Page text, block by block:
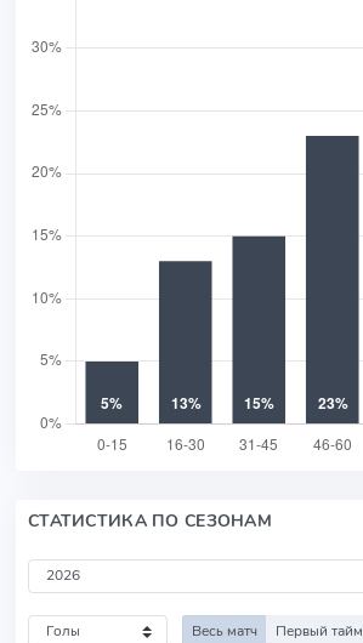
СТАТИСТИКА ПО СЕЗОНАМ
Весь матч Первый тайм